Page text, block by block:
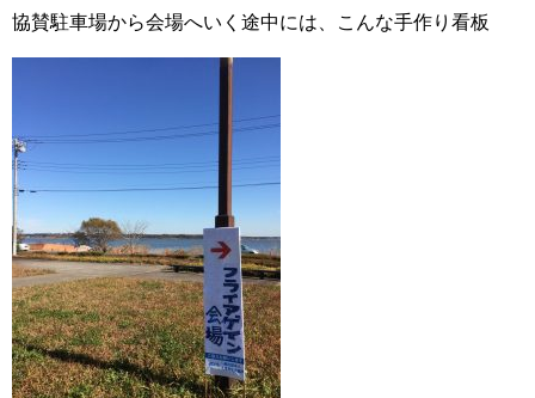
協賛駐車場から会場へいく途中には、こんな手作り看板